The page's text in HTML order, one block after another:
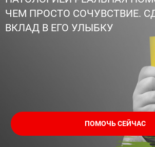
ЧЕМ ПРОСТО СОЧУВСТВИЕ.
ВКЛАД В ЕГО УЛЫБКУ
ПОМОЧЬ СЕЙЧАС